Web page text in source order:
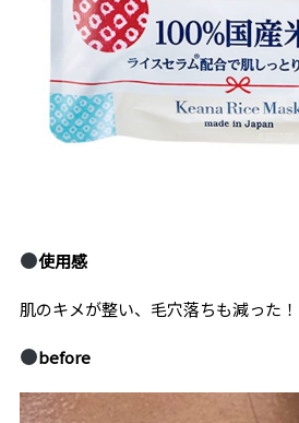
使用感
肌のキメが整い、毛穴落ちも減った！
before